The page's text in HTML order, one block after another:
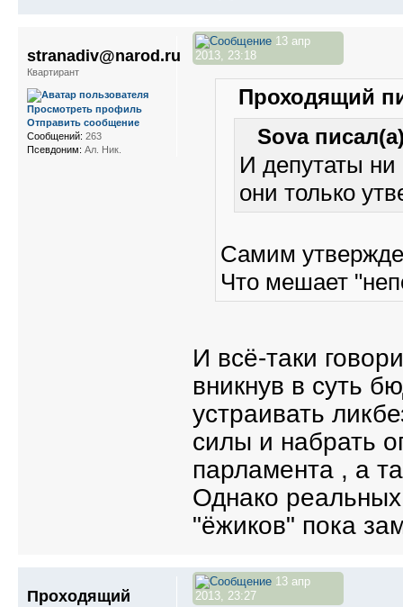
13 апр
2013, 23:18
Проходящий
Sova
И депутаты
они только
Самим
Что мешает
И всё-таки
вникнув в суть
устраивать
силы и набрать
парламента , а
Однако
"ёжиков" пока
stranadiv@narod.ru
Квартирант
Просмотреть профиль
Отправить сообщение
Сообщений: 263
Псевдоним: Ал. Ник.
13 апр
2013, 23:27
Проходящий